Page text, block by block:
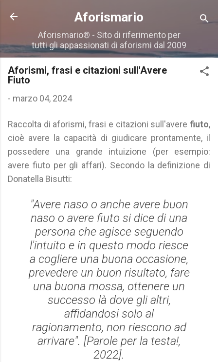
Passa ai contenuti principali
Aforismario
Aforismario® - Sito di riferimento per
tutti gli appassionati di aforismi dal 2009
Aforismi, frasi e citazioni sull'Avere
Fiuto
- marzo 04, 2024
Raccolta di aforismi, frasi e citazioni sull'avere fiuto,
cioè avere la capacità di giudicare prontamente, il
possedere una grande intuizione (per esempio:
avere fiuto per gli affari). Secondo la definizione di
Donatella Bisutti:
"Avere naso o anche avere buon
naso o avere fiuto si dice di una
persona che agisce seguendo
l'intuito e in questo modo riesce
a cogliere una buona occasione,
prevedere un buon risultato, fare
una buona mossa, ottenere un
successo là dove gli altri,
affidandosi solo al
ragionamento, non riescono ad
arrivare". [Parole per la testa!,
2022].